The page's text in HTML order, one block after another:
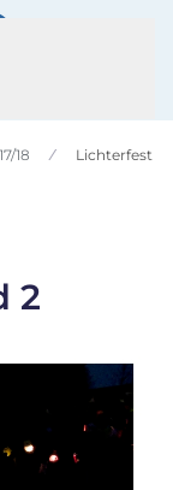
18
Lichterfest
2